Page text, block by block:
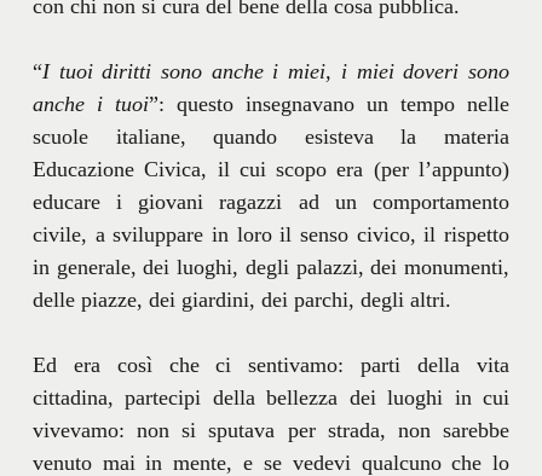
con chi non si cura del bene della cosa pubblica.
“I tuoi diritti sono anche i miei, i miei doveri sono
anche i tuoi”: questo insegnavano un tempo nelle
scuole italiane, quando esisteva la materia
Educazione Civica, il cui scopo era (per l’appunto)
educare i giovani ragazzi ad un comportamento
civile, a sviluppare in loro il senso civico, il rispetto
in generale, dei luoghi, degli palazzi, dei monumenti,
delle piazze, dei giardini, dei parchi, degli altri.
Ed era così che ci sentivamo: parti della vita
cittadina, partecipi della bellezza dei luoghi in cui
vivevamo: non si sputava per strada, non sarebbe
venuto mai in mente, e se vedevi qualcuno che lo